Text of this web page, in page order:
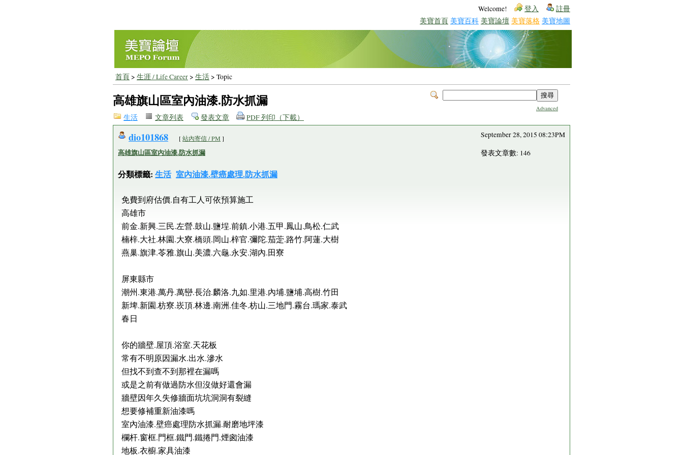
Welcome! 登入 註冊
美寶首頁 美寶百科 美寶論壇 美寶落格 美寶地圖
首頁> 生涯 / Life Career> 生活> Topic
Advanced
高雄旗山區室內油漆.防水抓漏
生活 文章列表 發表文章 PDF 列印（下載）
dio101868 [站內寄信 / PM ]
高雄旗山區室內油漆.防水抓漏
分類標籤: 生活 室內油漆.壁癌處理.防水抓漏
September 28, 2015 08:23PM
發表文章數: 146
免費到府估價.自有工人可依預算施工
高雄市
前金.新興.三民.左營.鼓山.鹽埕.前鎮.小港.五甲.鳳山.鳥松.仁武
楠梓.大社.林園.大寮.橋頭.岡山.梓官.彌陀.茄萣.路竹.阿蓮.大樹
燕巢.旗津.苓雅.旗山.美濃.六龜.永安.湖內.田寮
屏東縣市
潮州.東港.萬丹.萬巒.長治.麟洛.九如.里港.內埔.鹽埔.高樹.竹田
新埤.新園.枋寮.崁頂.林邊.南洲.佳冬.枋山.三地門.霧台.瑪家.泰武
春日
你的牆壁.屋頂.浴室.天花板
常有不明原因漏水.出水.滲水
但找不到查不到那裡在漏嗎
或是之前有做過防水但沒做好還會漏
牆壁因年久失修牆面坑坑洞洞有裂縫
想要修補重新油漆嗎
室內油漆.壁癌處理防水抓漏.耐磨地坪漆
欄杆.窗框.門框.鐵門.鐵捲門.煙囪油漆
地板.衣櫥.家具油漆